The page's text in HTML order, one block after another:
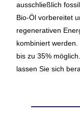
ausschließlich
Bio-Öl vorbereitet
regenerativen
kombiniert
bis zu 35%
lassen Sie sich